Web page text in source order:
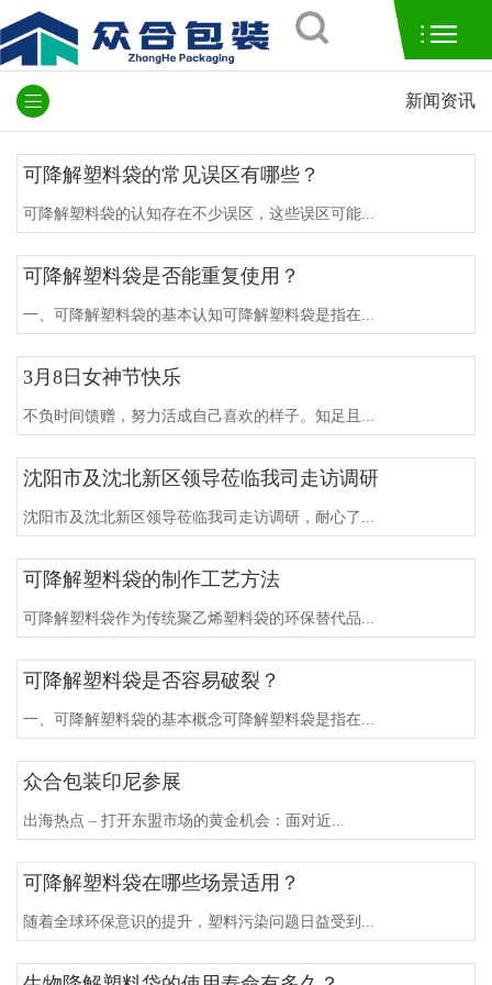
新闻资讯
可降解塑料袋的常见误区有哪些？
可降解塑料袋的认知存在不少误区，这些误区可能...
可降解塑料袋是否能重复使用？
一、可降解塑料袋的基本认知可降解塑料袋是指在...
3月8日女神节快乐
不负时间馈赠，努力活成自己喜欢的样子。知足且...
沈阳市及沈北新区领导莅临我司走访调研
沈阳市及沈北新区领导莅临我司走访调研，耐心了...
可降解塑料袋的制作工艺方法
可降解塑料袋作为传统聚乙烯塑料袋的环保替代品...
可降解塑料袋是否容易破裂？
一、可降解塑料袋的基本概念可降解塑料袋是指在...
众合包装印尼参展
出海热点 ‒ 打开东盟市场的黄金机会：面对近...
可降解塑料袋在哪些场景适用？
随着全球环保意识的提升，塑料污染问题日益受到...